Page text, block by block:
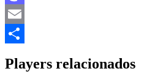
Mastodon
Email
Players relacionados